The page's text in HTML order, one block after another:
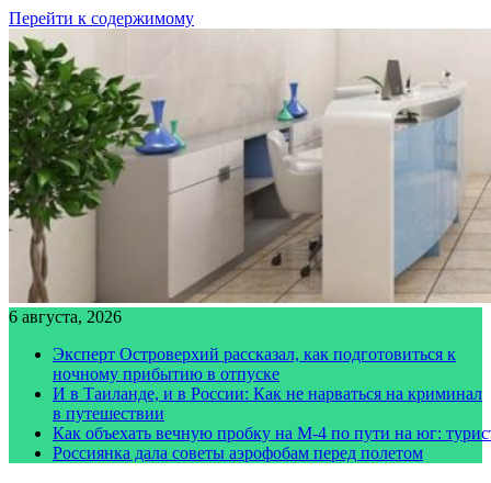
Перейти к содержимому
6 августа, 2026
Эксперт Островерхий рассказал, как подготовиться к
ночному прибытию в отпуске
И в Таиланде, и в России: Как не нарваться на криминал
в путешествии
Как объехать вечную пробку на М-4 по пути на юг:
Россиянка дала советы аэрофобам перед полетом